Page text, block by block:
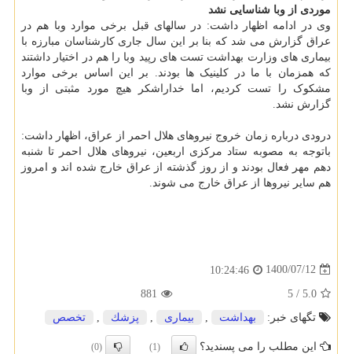
موردی از وبا شناسایی نشد
وی در ادامه اظهار داشت: در سالهای قبل برخی موارد وبا هم در
عراق گزارش می شد که بنا بر این سال جاری کارشناسان مبارزه با
بیماری های وزارت بهداشت تست های رپید وبا را هم در اختیار داشتند
که همزمان با ما در کلینیک ها بودند. بر این اساس برخی موارد
مشکوک را تست کردیم، اما خداراشکر هیچ مورد مثبتی از وبا
گزارش نشد.
درودی درباره زمان خروج نیروهای هلال احمر از عراق، اظهار داشت:
باتوجه به مصوبه ستاد مرکزی اربعین، نیروهای هلال احمر تا شنبه
دهم مهر فعال بودند و از روز گذشته از عراق خارج شده اند و امروز
هم سایر نیروها از عراق خارج می شوند.
1400/07/12
10:24:46
5.0
/
5
881
تگهای خبر:
بهداشت بیماری پزشك تخصص
این مطلب را می پسندید؟ (1)
(0)